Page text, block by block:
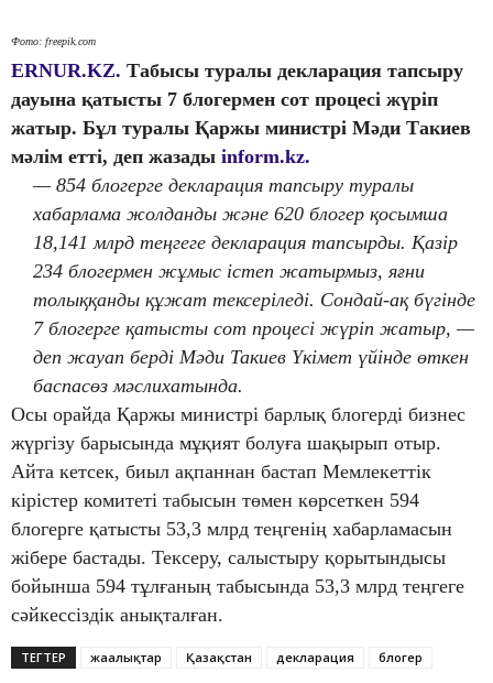
Фото: freepik.com
ERNUR.KZ. Табысы туралы декларация тапсыру
дауына қатысты 7 блогермен сот процесі жүріп
жатыр. Бұл туралы Қаржы министрі Мәди Такиев
мәлім етті, деп жазады inform.kz.
— 854 блогерге декларация тапсыру туралы
хабарлама жолданды және 620 блогер қосымша
18,141 млрд теңгеге декларация тапсырды. Қазір
234 блогермен жұмыс істеп жатырмыз, яғни
толыққанды құжат тексеріледі. Сондай-ақ бүгінде
7 блогерге қатысты сот процесі жүріп жатыр, —
деп жауап берді Мәди Такиев Үкімет үйінде өткен
баспасөз мәслихатында.
Осы орайда Қаржы министрі барлық блогерді бизнес
жүргізу барысында мұқият болуға шақырып отыр.
Айта кетсек, биыл ақпаннан бастап Мемлекеттік
кірістер комитеті табысын төмен көрсеткен 594
блогерге қатысты 53,3 млрд теңгенің хабарламасын
жібере бастады. Тексеру, салыстыру қорытындысы
бойынша 594 тұлғаның табысында 53,3 млрд теңгеге
сәйкессіздік анықталған.
ТЕГТЕР жаңалықтар Қазақстан декларация блогер